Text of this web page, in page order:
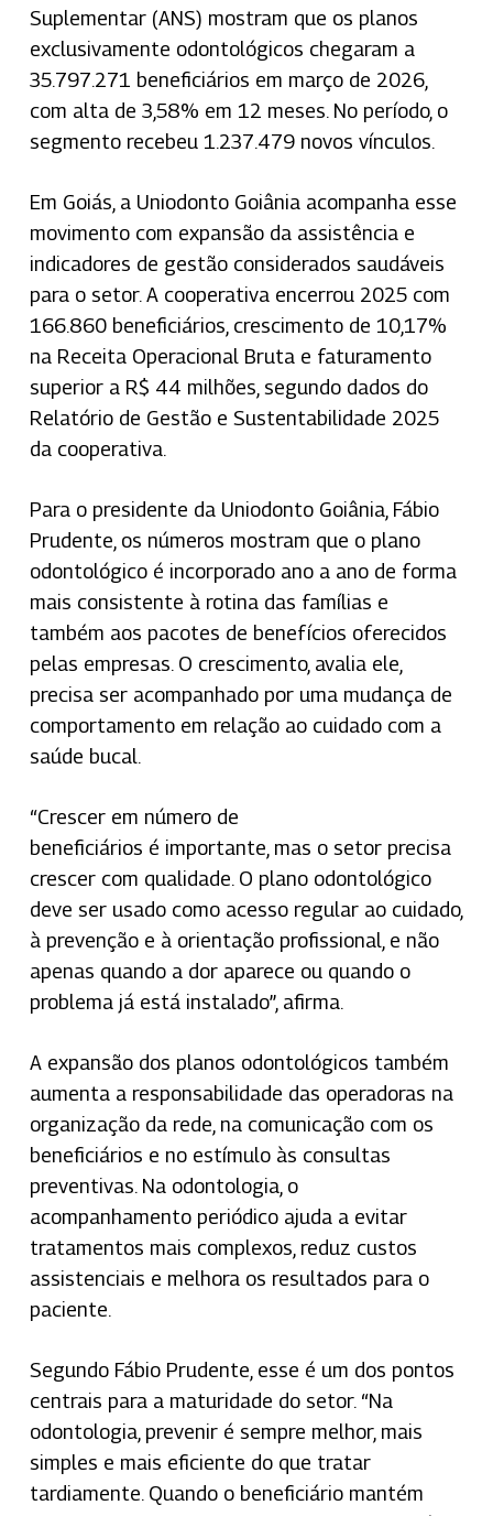
Suplementar (ANS) mostram que os planos
exclusivamente odontológicos chegaram a
35.797.271 beneficiários em março de 2026,
com alta de 3,58% em 12 meses. No período, o
segmento recebeu 1.237.479 novos vínculos.
Em Goiás, a Uniodonto Goiânia acompanha esse
movimento com expansão da assistência e
indicadores de gestão considerados saudáveis
para o setor. A cooperativa encerrou 2025 com
166.860 beneficiários, crescimento de 10,17%
na Receita Operacional Bruta e faturamento
superior a R$ 44 milhões, segundo dados do
Relatório de Gestão e Sustentabilidade 2025
da cooperativa.
Para o presidente da Uniodonto Goiânia, Fábio
Prudente, os números mostram que o plano
odontológico é incorporado ano a ano de forma
mais consistente à rotina das famílias e
também aos pacotes de benefícios oferecidos
pelas empresas. O crescimento, avalia ele,
precisa ser acompanhado por uma mudança de
comportamento em relação ao cuidado com a
saúde bucal.
“Crescer em número de
beneficiários é importante, mas o setor precisa
crescer com qualidade. O plano odontológico
deve ser usado como acesso regular ao cuidado,
à prevenção e à orientação profissional, e não
apenas quando a dor aparece ou quando o
problema já está instalado”, afirma.
A expansão dos planos odontológicos também
aumenta a responsabilidade das operadoras na
organização da rede, na comunicação com os
beneficiários e no estímulo às consultas
preventivas. Na odontologia, o
acompanhamento periódico ajuda a evitar
tratamentos mais complexos, reduz custos
assistenciais e melhora os resultados para o
paciente.
Segundo Fábio Prudente, esse é um dos pontos
centrais para a maturidade do setor. “Na
odontologia, prevenir é sempre melhor, mais
simples e mais eficiente do que tratar
tardiamente. Quando o beneficiário mantém